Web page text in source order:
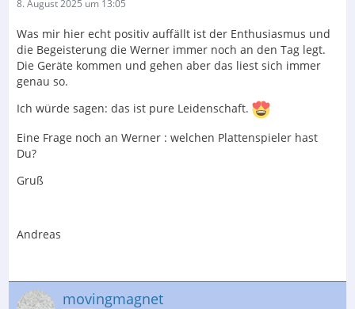
8. August 2025 um 13:05
Was mir hier echt positiv auffällt ist der Enthusiasmus und
die Begeisterung die Werner immer noch an den Tag legt.
Die Geräte kommen und gehen aber das liest sich immer
genau so.
Ich würde sagen: das ist pure Leidenschaft.
Eine Frage noch an Werner : welchen Plattenspieler hast
Du?
Gruß
Andreas
movingmagnet